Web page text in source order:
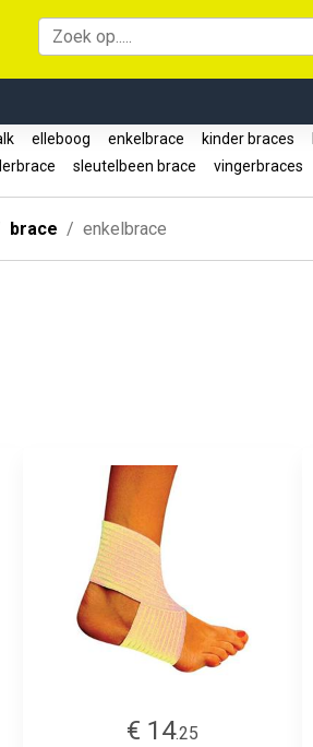
elleboog enkelbrace kinder braces
sleutelbeen brace vingerbraces
brace enkelbrace
€ 14.25